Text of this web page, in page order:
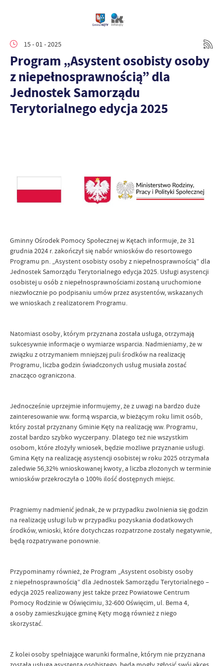
15 - 01 - 2025
Program „Asystent osobisty osoby
z niepełnosprawnością” dla
Jednostek Samorządu
Terytorialnego edycja 2025
Gminny Ośrodek Pomocy Społecznej w Kętach informuje, że 31
grudnia 2024 r. zakończył się nabór wniosków do resortowego
Programu pn. „Asystent osobisty osoby z niepełnosprawnością” dla
Jednostek Samorządu Terytorialnego edycja 2025. Usługi asystencji
osobistej u osób z niepełnosprawnościami zostaną uruchomione
niezwłocznie po podpisaniu umów przez asystentów, wskazanych
we wnioskach z realizatorem Programu.
Natomiast osoby, którym przyznana została usługa, otrzymają
sukcesywnie informacje o wymiarze wsparcia. Nadmieniamy, że w
związku z otrzymaniem mniejszej puli środków na realizację
Programu, liczba godzin świadczonych usług musiała zostać
znacząco ograniczona.
Jednocześnie uprzejmie informujemy, że z uwagi na bardzo duże
zainteresowanie ww. formą wsparcia, w bieżącym roku limit osób,
który został przyznany Gminie Kęty na realizację ww. Programu,
został bardzo szybko wyczerpany. Dlatego też nie wszystkim
osobom, które złożyły wniosek, będzie możliwe przyznanie usługi.
Gmina Kęty na realizację asystencji osobistej w roku 2025 otrzymała
zaledwie 56,32% wnioskowanej kwoty, a liczba złożonych w terminie
wniosków przekroczyła o 100% ilość dostępnych miejsc.
Pragniemy nadmienić jednak, że w przypadku zwolnienia się godzin
na realizację usługi lub w przypadku pozyskania dodatkowych
środków, wnioski, które dotychczas rozpatrzone zostały negatywnie,
będą rozpatrywane ponownie.
Przypominamy również, że Program „Asystent osobisty osoby
z niepełnosprawnością” dla Jednostek Samorządu Terytorialnego –
edycja 2025 realizowany jest także przez Powiatowe Centrum
Pomocy Rodzinie w Oświęcimiu, 32-600 Oświęcim, ul. Bema 4,
a osoby zamieszkujące gminę Kęty mogą również z niego
skorzystać.
Z kolei osoby spełniające warunki formalne, którym nie przyznana